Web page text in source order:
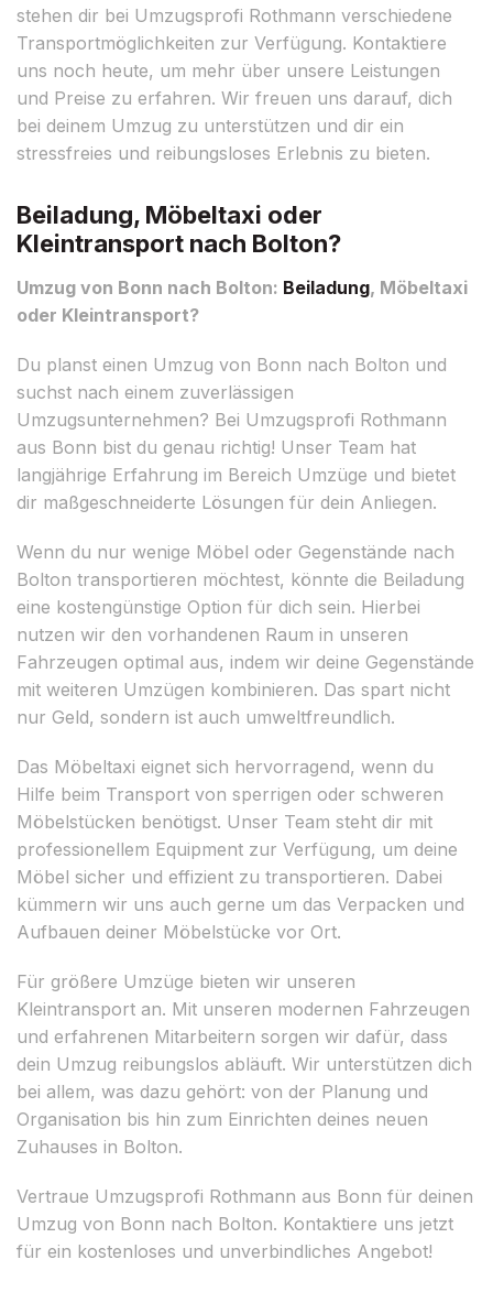
stehen dir bei Umzugsprofi Rothmann verschiedene
Transportmöglichkeiten zur Verfügung. Kontaktiere
uns noch heute, um mehr über unsere Leistungen
und Preise zu erfahren. Wir freuen uns darauf, dich
bei deinem Umzug zu unterstützen und dir ein
stressfreies und reibungsloses Erlebnis zu bieten.
Beiladung, Möbeltaxi oder
Kleintransport nach Bolton?
Umzug von Bonn nach Bolton: Beiladung, Möbeltaxi
oder Kleintransport?
Du planst einen Umzug von Bonn nach Bolton und
suchst nach einem zuverlässigen
Umzugsunternehmen? Bei Umzugsprofi Rothmann
aus Bonn bist du genau richtig! Unser Team hat
langjährige Erfahrung im Bereich Umzüge und bietet
dir maßgeschneiderte Lösungen für dein Anliegen.
Wenn du nur wenige Möbel oder Gegenstände nach
Bolton transportieren möchtest, könnte die Beiladung
eine kostengünstige Option für dich sein. Hierbei
nutzen wir den vorhandenen Raum in unseren
Fahrzeugen optimal aus, indem wir deine Gegenstände
mit weiteren Umzügen kombinieren. Das spart nicht
nur Geld, sondern ist auch umweltfreundlich.
Das Möbeltaxi eignet sich hervorragend, wenn du
Hilfe beim Transport von sperrigen oder schweren
Möbelstücken benötigst. Unser Team steht dir mit
professionellem Equipment zur Verfügung, um deine
Möbel sicher und effizient zu transportieren. Dabei
kümmern wir uns auch gerne um das Verpacken und
Aufbauen deiner Möbelstücke vor Ort.
Für größere Umzüge bieten wir unseren
Kleintransport an. Mit unseren modernen Fahrzeugen
und erfahrenen Mitarbeitern sorgen wir dafür, dass
dein Umzug reibungslos abläuft. Wir unterstützen dich
bei allem, was dazu gehört: von der Planung und
Organisation bis hin zum Einrichten deines neuen
Zuhauses in Bolton.
Vertraue Umzugsprofi Rothmann aus Bonn für deinen
Umzug von Bonn nach Bolton. Kontaktiere uns jetzt
für ein kostenloses und unverbindliches Angebot!